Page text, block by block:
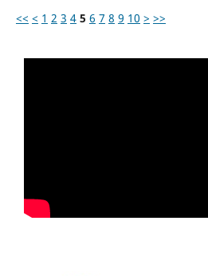
<< < 1 2 3 4 5 6 7 8 9 10 > >>